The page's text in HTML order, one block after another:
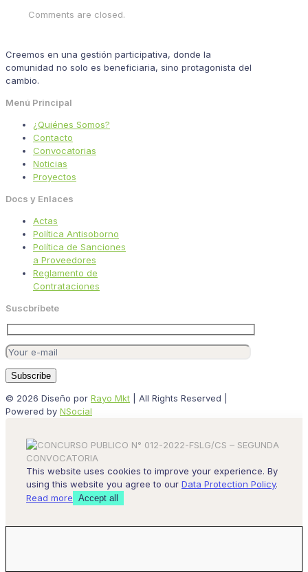
Comments are closed.
Creemos en una gestión participativa, donde la
comunidad no solo es beneficiaria, sino protagonista del
cambio.
Menú Principal
¿Quiénes Somos?
Contacto
Convocatorias
Noticias
Proyectos
Docs y Enlaces
Actas
Política Antisoborno
Política de Sanciones
a Proveedores
Reglamento de
Contrataciones
Suscbríbete
© 2026 Diseño por Rayo Mkt | All Rights Reserved |
Powered by NSocial
This website uses cookies to improve your experience. By
using this website you agree to our Data Protection Policy.
Read more Accept all